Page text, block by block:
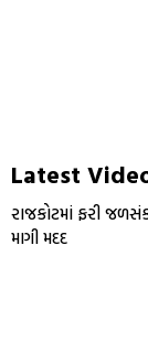
Latest
રાજકોટમાં ફરી
માગી મદદ